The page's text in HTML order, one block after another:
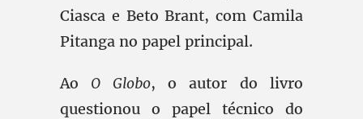
Ciasca e Beto Brant, com Camila
Pitanga no papel principal.
Ao O Globo, o autor do livro
questionou o papel técnico do